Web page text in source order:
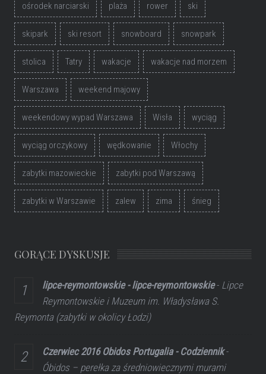
ośrodek narciarski plaża rower ski
skipark ski resort snowboard snowpark
stolica Tatry wakacje wakacje nad morzem
Warszawa weekend majowy
weekendowy wypad Warszawa Wisła wyciąg
wyciąg orczykowy wędkowanie Włochy
zabytki mazowieckie zabytki pod Warszawą
zabytki w Warszawie zalew zima śnieg
GORĄCE DYSKUSJE
lipce-reymontowskie - lipce-reymontowskie- Lipce
Reymontowskie i Muzeum im. Władysława S.
Reymonta (zabytki w okolicy Łodzi)
Czerwiec 2016 Obidos Portugalia - Codziennik-
Óbidos – perełka za średniowiecznymi murami